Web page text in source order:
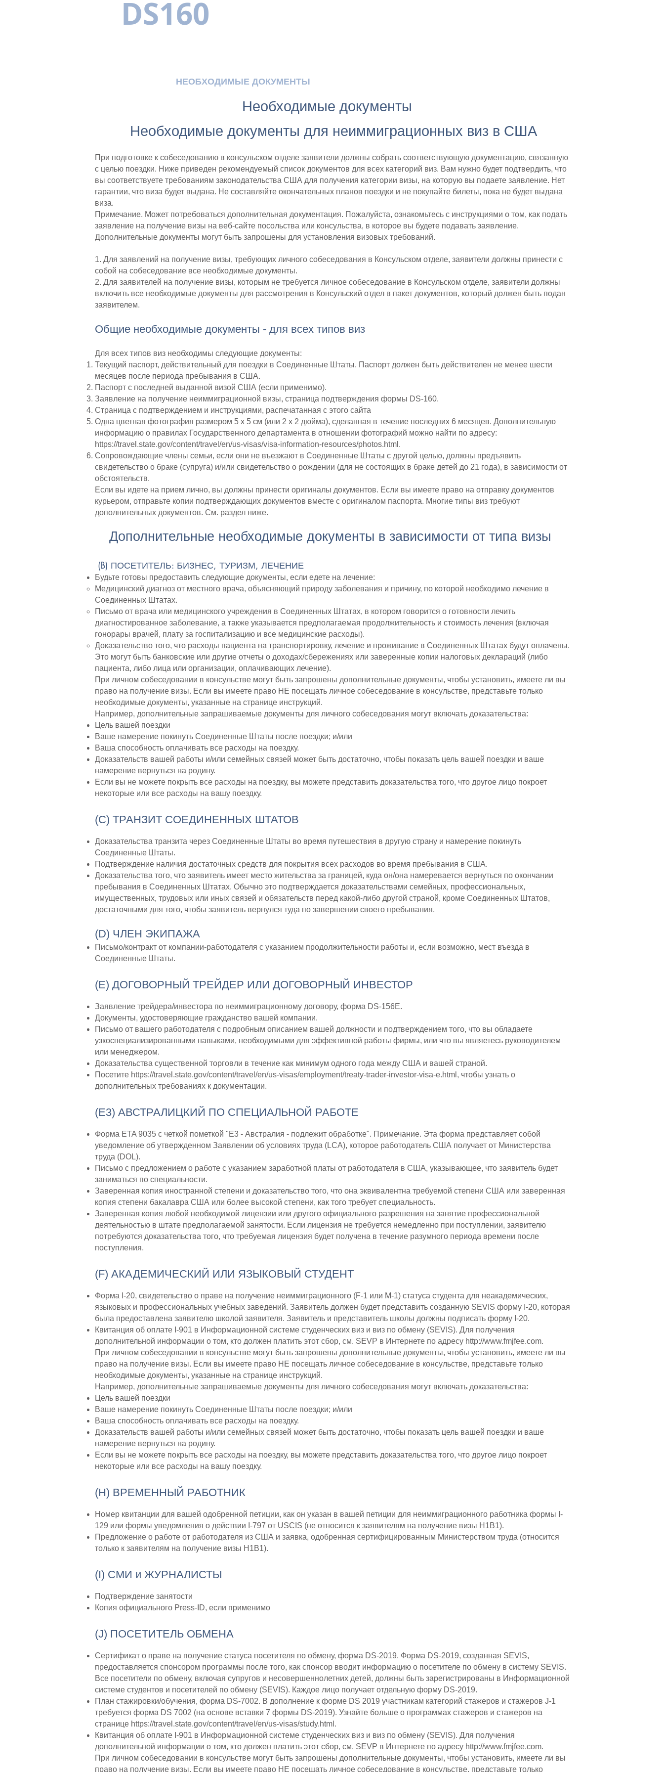
DS160
НЕОБХОДИМЫЕ ДОКУМЕНТЫ
Необходимые документы
Необходимые документы для неиммиграционных виз в США
При подготовке к собеседованию в консульском отделе заявители должны собрать соответствующую документацию, связанную
с целью поездки. Ниже приведен рекомендуемый список документов для всех категорий виз. Вам нужно будет подтвердить, что
вы соответствуете требованиям законодательства США для получения категории визы, на которую вы подаете заявление. Нет
гарантии, что виза будет выдана. Не составляйте окончательных планов поездки и не покупайте билеты, пока не будет выдана
виза.
Примечание. Может потребоваться дополнительная документация. Пожалуйста, ознакомьтесь с инструкциями о том, как подать
заявление на получение визы на веб-сайте посольства или консульства, в которое вы будете подавать заявление.
Дополнительные документы могут быть запрошены для установления визовых требований.
1. Для заявлений на получение визы, требующих личного собеседования в Консульском отделе, заявители должны принести с
собой на собеседование все необходимые документы.
2. Для заявителей на получение визы, которым не требуется личное собеседование в Консульском отделе, заявители должны
включить все необходимые документы для рассмотрения в Консульский отдел в пакет документов, который должен быть подан
заявителем.
Общие необходимые документы - для всех типов виз
Для всех типов виз необходимы следующие документы:
Текущий паспорт, действительный для поездки в Соединенные Штаты. Паспорт должен быть действителен не менее шести
месяцев после периода пребывания в США.
Паспорт с последней выданной визой США (если применимо).
Заявление на получение неиммиграционной визы, страница подтверждения формы DS-160.
Страница с подтверждением и инструкциями, распечатанная с этого сайта
Одна цветная фотография размером 5 x 5 см (или 2 x 2 дюйма), сделанная в течение последних 6 месяцев. Дополнительную
информацию о правилах Государственного департамента в отношении фотографий можно найти по адресу:
https://travel.state.gov/content/travel/en/us-visas/visa-information-resources/photos.html.
Сопровождающие члены семьи, если они не въезжают в Соединенные Штаты с другой целью, должны предъявить
свидетельство о браке (супруга) и/или свидетельство о рождении (для не состоящих в браке детей до 21 года), в зависимости от
обстоятельств.
Если вы идете на прием лично, вы должны принести оригиналы документов. Если вы имеете право на отправку документов
курьером, отправьте копии подтверждающих документов вместе с оригиналом паспорта. Многие типы виз требуют
дополнительных документов. См. раздел ниже.
Дополнительные необходимые документы в зависимости от типа визы
(B) ПОСЕТИТЕЛЬ: БИЗНЕС, ТУРИЗМ, ЛЕЧЕНИЕ
Будьте готовы предоставить следующие документы, если едете на лечение:
Медицинский диагноз от местного врача, объясняющий природу заболевания и причину, по которой необходимо лечение в
Соединенных Штатах.
Письмо от врача или медицинского учреждения в Соединенных Штатах, в котором говорится о готовности лечить
диагностированное заболевание, а также указывается предполагаемая продолжительность и стоимость лечения (включая
гонорары врачей, плату за госпитализацию и все медицинские расходы).
Доказательство того, что расходы пациента на транспортировку, лечение и проживание в Соединенных Штатах будут оплачены.
Это могут быть банковские или другие отчеты о доходах/сбережениях или заверенные копии налоговых деклараций (либо
пациента, либо лица или организации, оплачивающих лечение).
При личном собеседовании в консульстве могут быть запрошены дополнительные документы, чтобы установить, имеете ли вы
право на получение визы. Если вы имеете право НЕ посещать личное собеседование в консульстве, представьте только
необходимые документы, указанные на странице инструкций.
Например, дополнительные запрашиваемые документы для личного собеседования могут включать доказательства:
Цель вашей поездки
Ваше намерение покинуть Соединенные Штаты после поездки; и/или
Ваша способность оплачивать все расходы на поездку.
Доказательств вашей работы и/или семейных связей может быть достаточно, чтобы показать цель вашей поездки и ваше
намерение вернуться на родину.
Если вы не можете покрыть все расходы на поездку, вы можете представить доказательства того, что другое лицо покроет
некоторые или все расходы на вашу поездку.
(C) ТРАНЗИТ СОЕДИНЕННЫХ ШТАТОВ
Доказательства транзита через Соединенные Штаты во время путешествия в другую страну и намерение покинуть
Соединенные Штаты.
Подтверждение наличия достаточных средств для покрытия всех расходов во время пребывания в США.
Доказательства того, что заявитель имеет место жительства за границей, куда он/она намеревается вернуться по окончании
пребывания в Соединенных Штатах. Обычно это подтверждается доказательствами семейных, профессиональных,
имущественных, трудовых или иных связей и обязательств перед какой-либо другой страной, кроме Соединенных Штатов,
достаточными для того, чтобы заявитель вернулся туда по завершении своего пребывания.
(D) ЧЛЕН ЭКИПАЖА
Письмо/контракт от компании-работодателя с указанием продолжительности работы и, если возможно, мест въезда в
Соединенные Штаты.
(E) ДОГОВОРНЫЙ ТРЕЙДЕР ИЛИ ДОГОВОРНЫЙ ИНВЕСТОР
Заявление трейдера/инвестора по неиммиграционному договору, форма DS-156E.
Документы, удостоверяющие гражданство вашей компании.
Письмо от вашего работодателя с подробным описанием вашей должности и подтверждением того, что вы обладаете
узкоспециализированными навыками, необходимыми для эффективной работы фирмы, или что вы являетесь руководителем
или менеджером.
Доказательства существенной торговли в течение как минимум одного года между США и вашей страной.
Посетите https://travel.state.gov/content/travel/en/us-visas/employment/treaty-trader-investor-visa-e.html, чтобы узнать о
дополнительных требованиях к документации.
(E3) АВСТРАЛИЦКИЙ ПО СПЕЦИАЛЬНОЙ РАБОТЕ
Форма ETA 9035 с четкой пометкой "E3 - Австралия - подлежит обработке". Примечание. Эта форма представляет собой
уведомление об утвержденном Заявлении об условиях труда (LCA), которое работодатель США получает от Министерства
труда (DOL).
Письмо с предложением о работе с указанием заработной платы от работодателя в США, указывающее, что заявитель будет
заниматься по специальности.
Заверенная копия иностранной степени и доказательство того, что она эквивалентна требуемой степени США или заверенная
копия степени бакалавра США или более высокой степени, как того требует специальность.
Заверенная копия любой необходимой лицензии или другого официального разрешения на занятие профессиональной
деятельностью в штате предполагаемой занятости. Если лицензия не требуется немедленно при поступлении, заявителю
потребуются доказательства того, что требуемая лицензия будет получена в течение разумного периода времени после
поступления.
(F) АКАДЕМИЧЕСКИЙ ИЛИ ЯЗЫКОВЫЙ СТУДЕНТ
Форма I-20, свидетельство о праве на получение неиммиграционного (F-1 или M-1) статуса студента для неакадемических,
языковых и профессиональных учебных заведений. Заявитель должен будет представить созданную SEVIS форму I-20, которая
была предоставлена заявителю школой заявителя. Заявитель и представитель школы должны подписать форму I-20.
Квитанция об оплате I-901 в Информационной системе студенческих виз и виз по обмену (SEVIS). Для получения
дополнительной информации о том, кто должен платить этот сбор, см. SEVP в Интернете по адресу http://www.fmjfee.com.
При личном собеседовании в консульстве могут быть запрошены дополнительные документы, чтобы установить, имеете ли вы
право на получение визы. Если вы имеете право НЕ посещать личное собеседование в консульстве, представьте только
необходимые документы, указанные на странице инструкций.
Например, дополнительные запрашиваемые документы для личного собеседования могут включать доказательства:
Цель вашей поездки
Ваше намерение покинуть Соединенные Штаты после поездки; и/или
Ваша способность оплачивать все расходы на поездку.
Доказательств вашей работы и/или семейных связей может быть достаточно, чтобы показать цель вашей поездки и ваше
намерение вернуться на родину.
Если вы не можете покрыть все расходы на поездку, вы можете представить доказательства того, что другое лицо покроет
некоторые или все расходы на вашу поездку.
(H) ВРЕМЕННЫЙ РАБОТНИК
Номер квитанции для вашей одобренной петиции, как он указан в вашей петиции для неиммиграционного работника формы I-
129 или формы уведомления о действии I-797 от USCIS (не относится к заявителям на получение визы H1B1).
Предложение о работе от работодателя из США и заявка, одобренная сертифицированным Министерством труда (относится
только к заявителям на получение визы H1B1).
(I) СМИ и ЖУРНАЛИСТЫ
Подтверждение занятости
Копия официального Press-ID, если применимо
(J) ПОСЕТИТЕЛЬ ОБМЕНА
Сертификат о праве на получение статуса посетителя по обмену, форма DS-2019. Форма DS-2019, созданная SEVIS,
предоставляется спонсором программы после того, как спонсор вводит информацию о посетителе по обмену в систему SEVIS.
Все посетители по обмену, включая супругов и несовершеннолетних детей, должны быть зарегистрированы в Информационной
системе студентов и посетителей по обмену (SEVIS). Каждое лицо получает отдельную форму DS-2019.
План стажировки/обучения, форма DS-7002. В дополнение к форме DS 2019 участникам категорий стажеров и стажеров J-1
требуется форма DS 7002 (на основе вставки 7 формы DS-2019). Узнайте больше о программах стажеров и стажеров на
странице https://travel.state.gov/content/travel/en/us-visas/study.html.
Квитанция об оплате I-901 в Информационной системе студенческих виз и виз по обмену (SEVIS). Для получения
дополнительной информации о том, кто должен платить этот сбор, см. SEVP в Интернете по адресу http://www.fmjfee.com.
При личном собеседовании в консульстве могут быть запрошены дополнительные документы, чтобы установить, имеете ли вы
право на получение визы. Если вы имеете право НЕ посещать личное собеседование в консульстве, представьте только